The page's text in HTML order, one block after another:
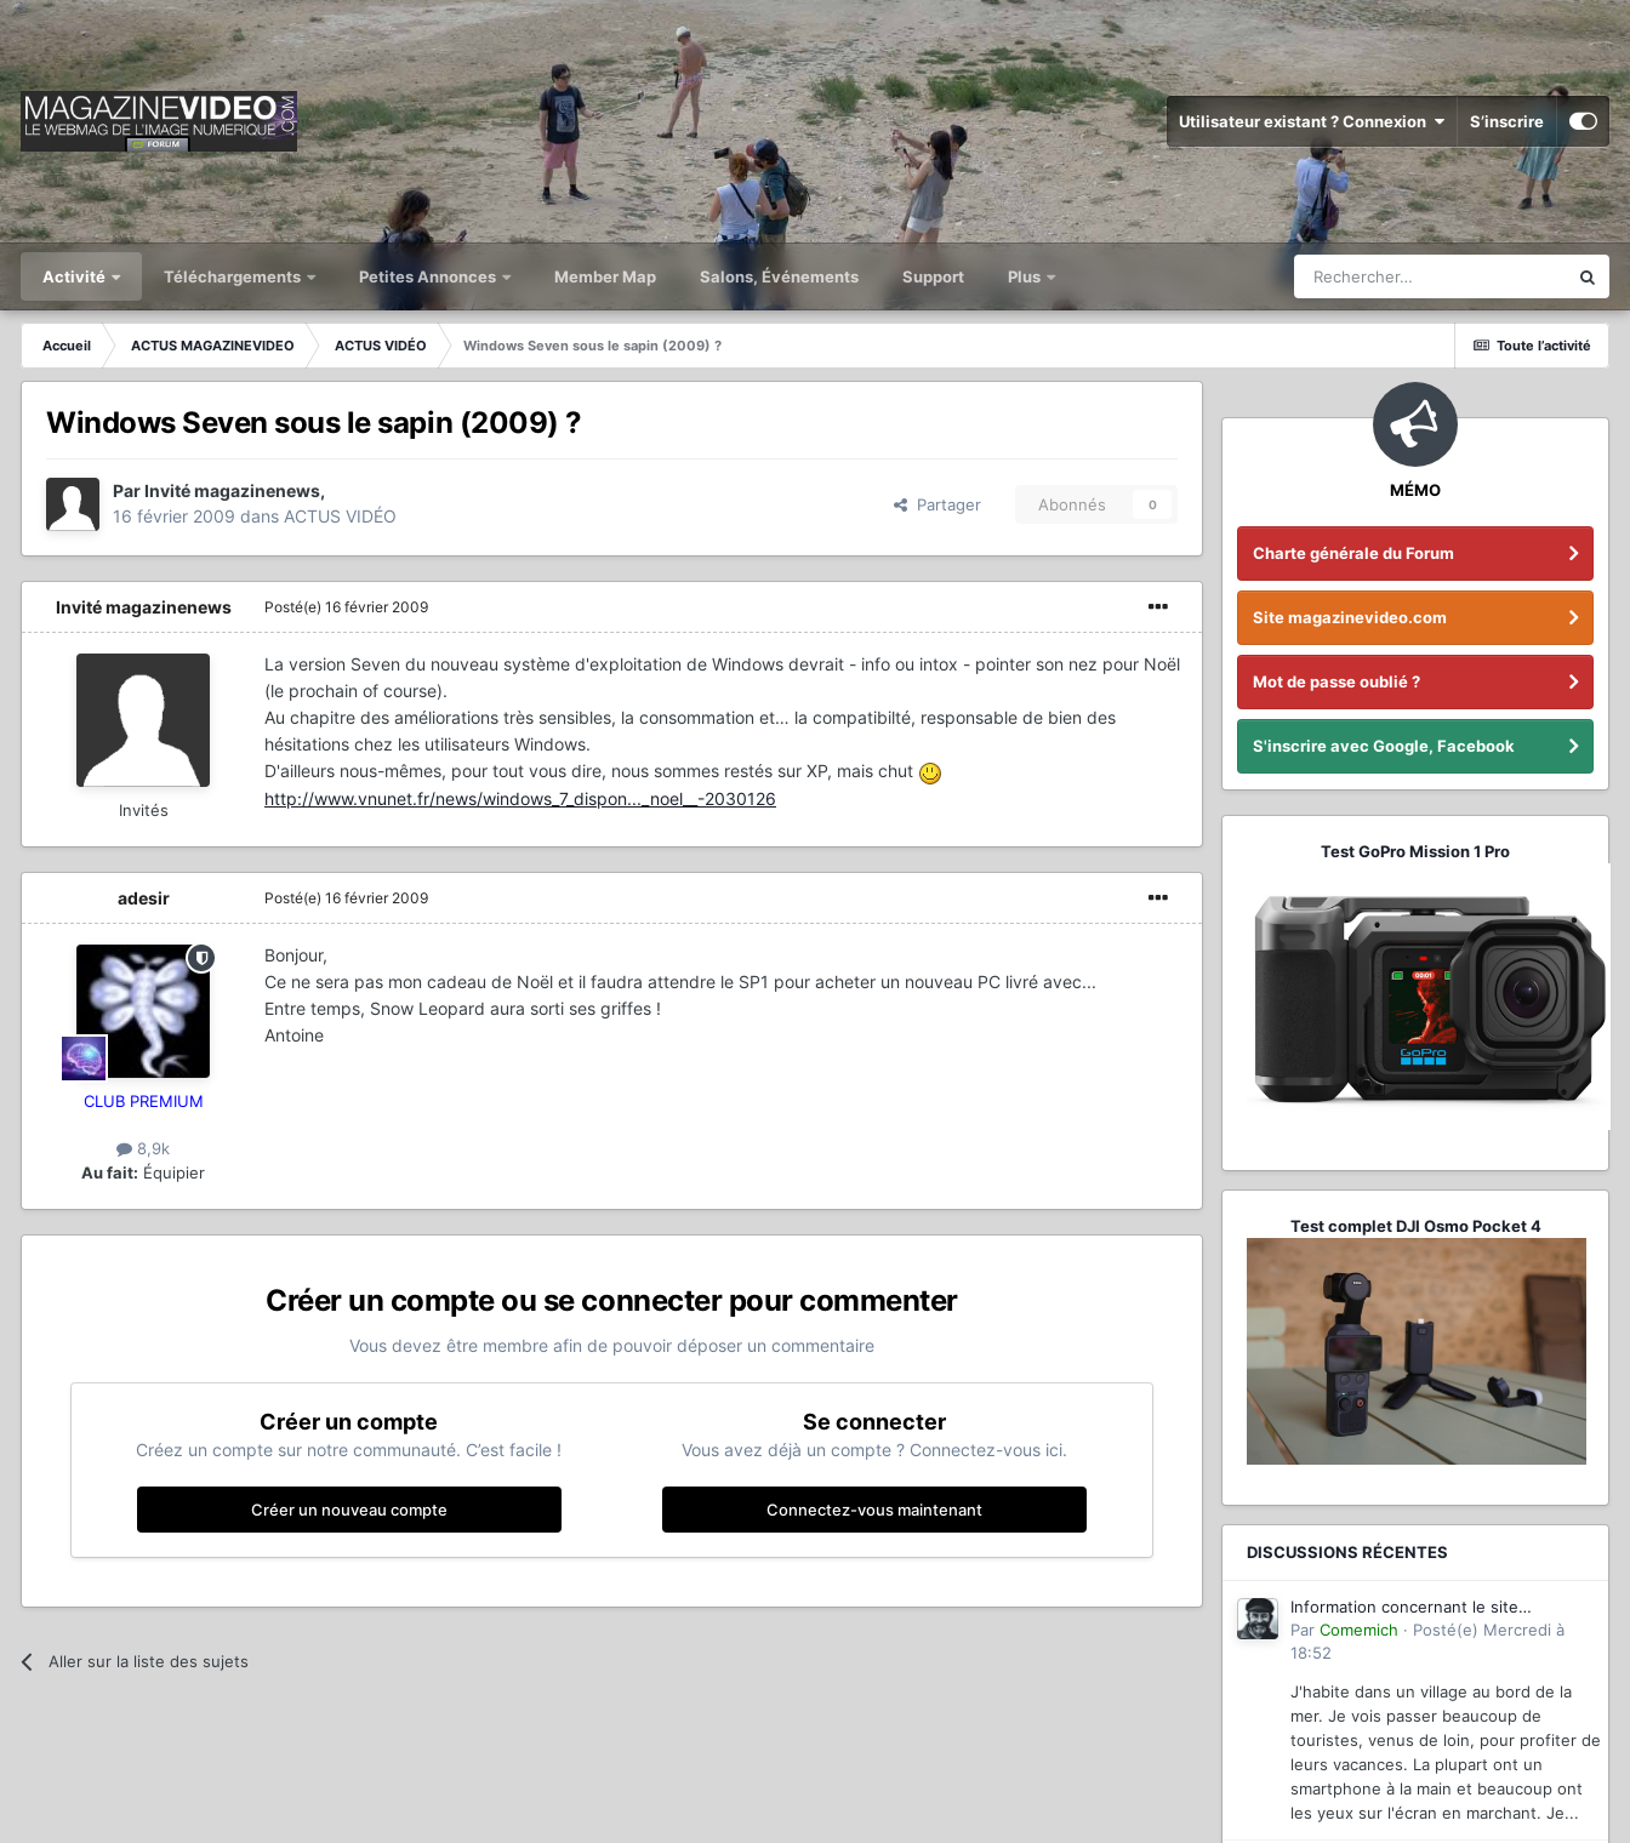
Utilisateur existant ? Connexion S’inscrire
Activité Téléchargements Petites Annonces Member Map Salons, Événements Support Plus
Toute l’activité
Accueil ACTUS MAGAZINEVIDEO ACTUS VIDÉO Windows Seven sous le sapin (2009) ?
Windows Seven sous le sapin (2009) ?
ParInvité magazinenews,
16 février 2009 dans ACTUS VIDÉO
Partager Abonnés 0
Invité magazinenews
Invités
Posté(e) 16 février 2009
La version Seven du nouveau système d'exploitation de Windows devrait - info ou intox - pointer son nez pour Noël
(le prochain of course).
Au chapitre des améliorations très sensibles, la consommation et… la compatibilté, responsable de bien des
hésitations chez les utilisateurs Windows.
D'ailleurs nous-mêmes, pour tout vous dire, nous sommes restés sur XP, mais chut
http://www.vnunet.fr/news/windows_7_dispon..._noel__-2030126
adesir
CLUB PREMIUM
8,9k
Au fait: Équipier
Posté(e) 16 février 2009
Bonjour,
Ce ne sera pas mon cadeau de Noël et il faudra attendre le SP1 pour acheter un nouveau PC livré avec...
Entre temps, Snow Leopard aura sorti ses griffes !
Antoine
Créer un compte ou se connecter pour commenter
Vous devez être membre afin de pouvoir déposer un commentaire
Créer un compte
Créez un compte sur notre communauté. C’est facile !
Créer un nouveau compte
Se connecter
Vous avez déjà un compte ? Connectez-vous ici.
Connectez-vous maintenant
Aller sur la liste des sujets
MÉMO
Charte générale du Forum
Site magazinevideo.com
Mot de passe oublié ?
S'inscrire avec Google, Facebook
Test GoPro Mission 1 Pro
Test complet DJI Osmo Pocket 4
DISCUSSIONS RÉCENTES
Information concernant le site
magazinevideo
Par Comemich · Posté(e) Mercredi à
18:52
J'habite dans un village au bord de la
mer. Je vois passer beaucoup de
touristes, venus de loin, pour profiter de
leurs vacances. La plupart ont un
smartphone à la main et beaucoup ont
les yeux sur l'écran en marchant. Je...